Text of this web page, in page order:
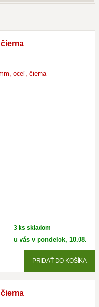
čierna
3 ks skladom
u vás v pondelok, 10.08.
PRIDAŤ DO KOŠÍKA
čierna